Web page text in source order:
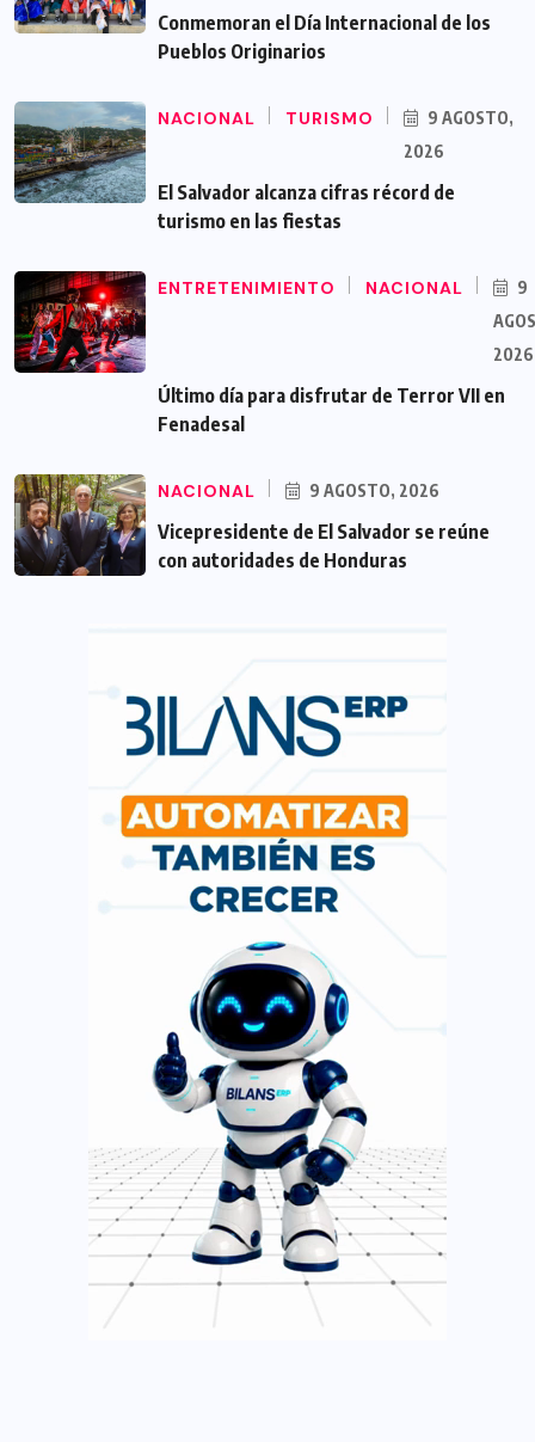
Conmemoran el Día Internacional de los
Pueblos Originarios
NACIONAL TURISMO
9 AGOSTO,
2026
El Salvador alcanza cifras récord de
turismo en las fiestas
ENTRETENIMIENTO NACIONAL
9
2026
Último día para disfrutar de Terror VII en
Fenadesal
NACIONAL 9 AGOSTO, 2026
Vicepresidente de El Salvador se reúne
con autoridades de Honduras